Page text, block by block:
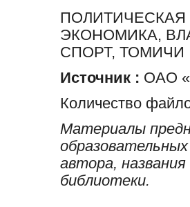
ЭКОНОМИКА,
СПОРТ, ТОМИЧИ
Источник : ОАО
Количество
Материалы
автора,
библиотеки.